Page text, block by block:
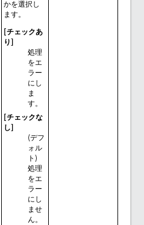
かを選択し
ます。
[チェックあ
り]
処理
をエ
ラー
にし
ま
す。
[チェックな
し]
(デフ
ォル
ト)
処理
をエ
ラー
にし
ませ
ん。